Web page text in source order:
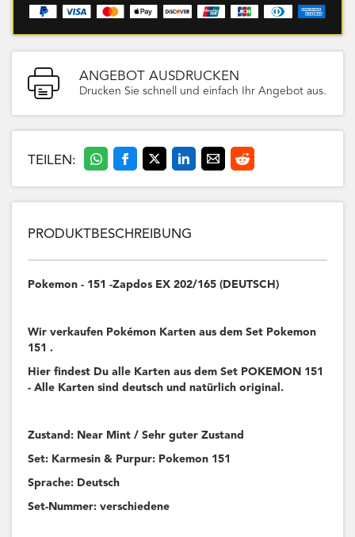
ANGEBOT AUSDRUCKEN
Drucken Sie schnell und einfach Ihr Angebot aus.
TEILEN:
PRODUKTBESCHREIBUNG
Pokemon - 151 -Zapdos EX 202/165 (DEUTSCH)
Wir verkaufen Pokémon Karten aus dem Set Pokemon
151 .
Hier findest Du alle Karten aus dem Set POKEMON 151
- Alle Karten sind deutsch und natürlich original.
Zustand: Near Mint / Sehr guter Zustand
Set: Karmesin & Purpur: Pokemon 151
Sprache: Deutsch
Set-Nummer: verschiedene